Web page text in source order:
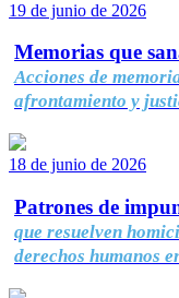
19 de junio de 2026
Memorias que
Acciones de
afrontamiento y
18 de junio de 2026
Patrones de
que resuelven
derechos humanos